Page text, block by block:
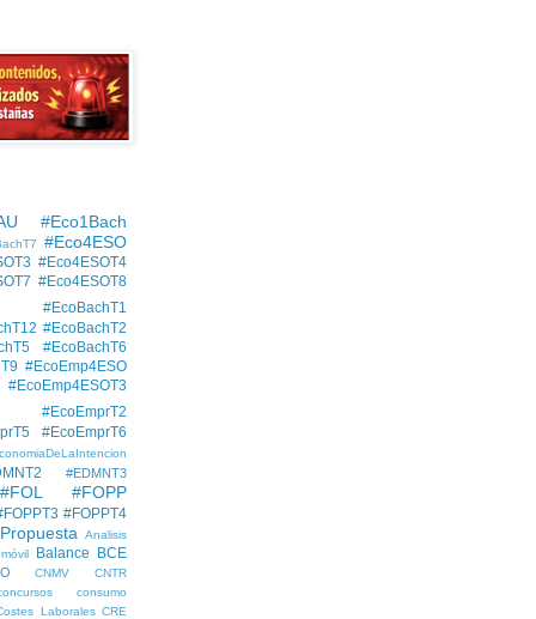
#Eco1Bach
#Eco4ESO
#Eco4ESOT4
#Eco4ESOT8
#EcoBachT1
#EcoBachT2
#EcoBachT6
#EcoEmp4ESO
#EcoEmp4ESOT3
#EcoEmprT2
#EcoEmprT6
#EDMNT3
#FOL #FOPP
#FOPPT4
Analisis
Balance BCE
CNMV
CNTR
consumo
Laborales CRE